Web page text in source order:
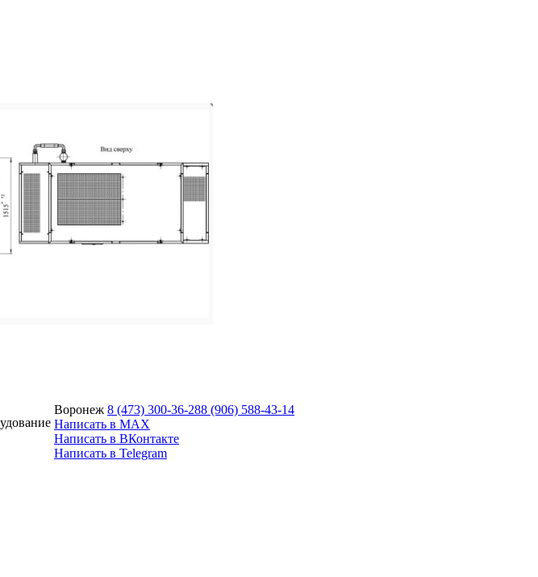
Воронеж 8 (473) 300-36-288 (906) 588-43-14
Написать в MAX
Написать в ВКонтакте
Написать в Telegram